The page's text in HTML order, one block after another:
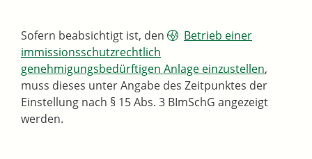
Sofern beabsichtigt ist, den
Betrieb einer
immissionsschutzrechtlich
genehmigungsbedürftigen Anlage einzustellen,
muss dieses unter Angabe des Zeitpunktes der
Einstellung nach § 15 Abs. 3 BImSchG angezeigt
werden.